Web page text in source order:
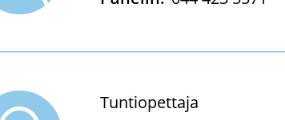
Tuntiopettaja